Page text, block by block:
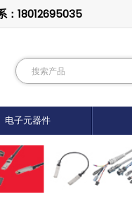
：18012695035
电子元器件